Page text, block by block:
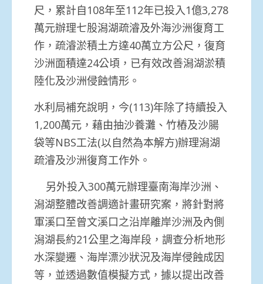
尺，累計自108年至112年已投入1億3,278
萬元辦理七股潟湖疏濬及外海沙洲復育工
作，疏濬淤積土方達40萬立方公尺，復育
沙洲面積達24公頃，已有效改善潟湖淤積
陸化及沙洲侵蝕情形。
水利局補充說明，今(113)年除了持續投入
1,200萬元，藉由抽沙養灘、竹樁及沙腸
袋等NBS工法(以自然為本解方)辦理潟湖
疏濬及沙洲復育工作外。
另外投入300萬元辦理臺南海岸沙洲、
潟湖整體改善調適計畫研究案，將針對將
軍溪口至曾文溪口之沿岸離岸沙洲及內側
潟湖長約21公里之海岸段，調查分析地形
水深變遷、海岸漂沙狀況及海岸侵蝕成因
等，並透過數值模擬方式，據以提出改善